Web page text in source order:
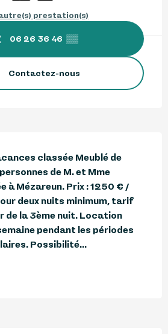
prestation(s)
06 26 36 46 ▒▒
Contactez-nous
classée Meublé de
de M. et Mme
à Mézareun. Prix : 1250 € /
deux nuits minimum, tarif
de la 3ème nuit. Location
pendant les périodes
Possibilité...